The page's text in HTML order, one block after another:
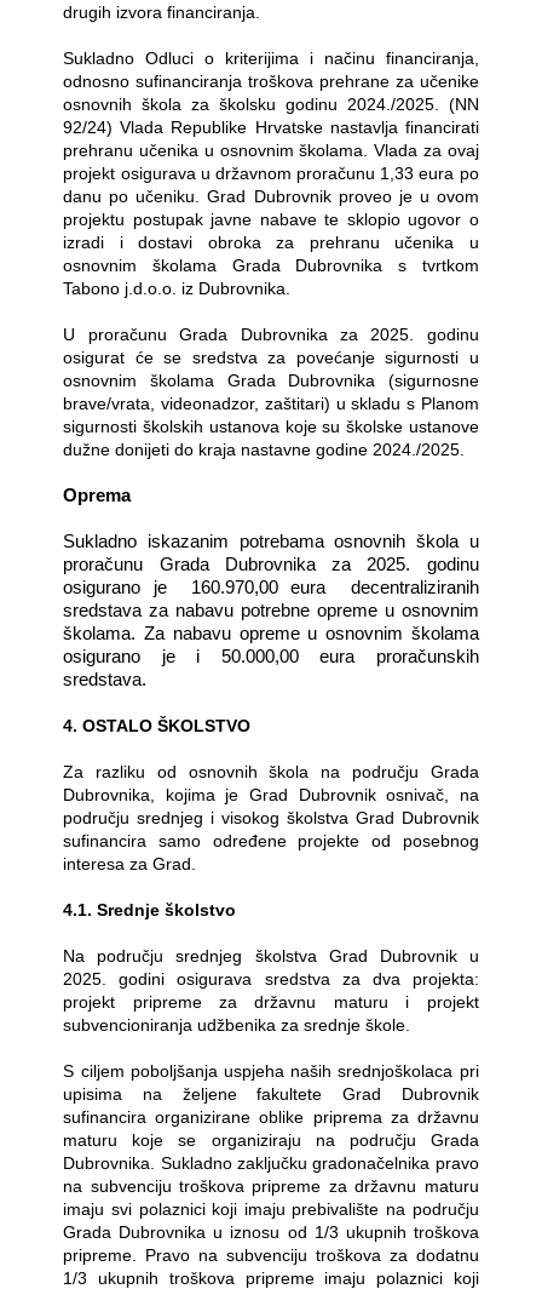
drugih izvora financiranja.
Sukladno Odluci o kriterijima i načinu financiranja,
odnosno sufinanciranja troškova prehrane za učenike
osnovnih škola za školsku godinu 2024./2025. (NN
92/24) Vlada Republike Hrvatske nastavlja financirati
prehranu učenika u osnovnim školama. Vlada za ovaj
projekt osigurava u državnom proračunu 1,33 eura po
danu po učeniku. Grad Dubrovnik proveo je u ovom
projektu postupak javne nabave te sklopio ugovor o
izradi i dostavi obroka za prehranu učenika u
osnovnim školama Grada Dubrovnika s tvrtkom
Tabono j.d.o.o. iz Dubrovnika.
U proračunu Grada Dubrovnika za 2025. godinu
osigurat će se sredstva za povećanje sigurnosti u
osnovnim školama Grada Dubrovnika (sigurnosne
brave/vrata, videonadzor, zaštitari) u skladu s Planom
sigurnosti školskih ustanova koje su školske ustanove
dužne donijeti do kraja nastavne godine 2024./2025.
Oprema
Sukladno iskazanim potrebama osnovnih škola u
proračunu Grada Dubrovnika za 2025. godinu
osigurano je
160.970,00 eura
decentraliziranih
sredstava za nabavu potrebne opreme u osnovnim
školama. Za nabavu opreme u osnovnim školama
osigurano je i 50.000,00 eura proračunskih
sredstava.
4. OSTALO ŠKOLSTVO
Za razliku od osnovnih škola na području Grada
Dubrovnika, kojima je Grad Dubrovnik osnivač, na
području srednjeg i visokog školstva Grad Dubrovnik
sufinancira samo određene projekte od posebnog
interesa za Grad.
4.1. Srednje školstvo
Na području srednjeg školstva Grad Dubrovnik u
2025. godini osigurava sredstva za dva projekta:
projekt pripreme za državnu maturu i projekt
subvencioniranja udžbenika za srednje škole.
S ciljem poboljšanja uspjeha naših srednjoškolaca pri
upisima na željene fakultete Grad Dubrovnik
sufinancira organizirane oblike priprema za državnu
maturu koje se organiziraju na području Grada
Dubrovnika. Sukladno zaključku gradonačelnika pravo
na subvenciju troškova pripreme za državnu maturu
imaju svi polaznici koji imaju prebivalište na području
Grada Dubrovnika u iznosu od 1/3 ukupnih troškova
pripreme. Pravo na subvenciju troškova za dodatnu
1/3 ukupnih troškova pripreme imaju polaznici koji